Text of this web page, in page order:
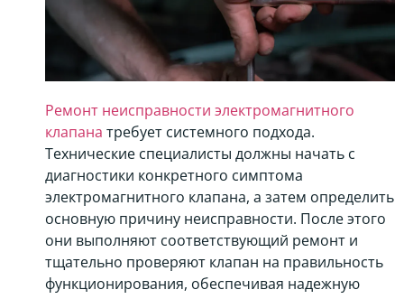
Ремонт неисправности электромагнитного
клапана требует системного подхода.
Технические специалисты должны начать с
диагностики конкретного симптома
электромагнитного клапана, а затем определить
основную причину неисправности. После этого
они выполняют соответствующий ремонт и
тщательно проверяют клапан на правильность
функционирования, обеспечивая надежную